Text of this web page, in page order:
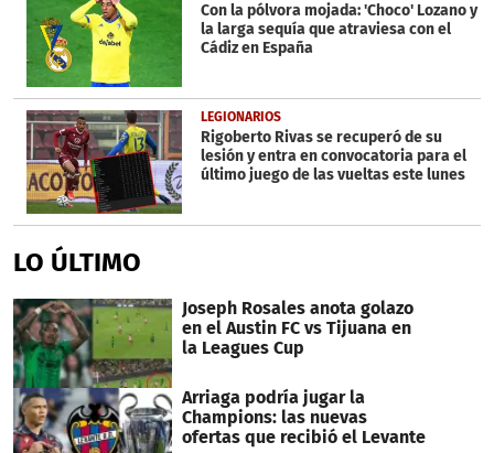
Con la pólvora mojada: 'Choco' Lozano y
la larga sequía que atraviesa con el
Cádiz en España
LEGIONARIOS
Rigoberto Rivas se recuperó de su
lesión y entra en convocatoria para el
último juego de las vueltas este lunes
LO ÚLTIMO
Joseph Rosales anota golazo
en el Austin FC vs Tijuana en
la Leagues Cup
Arriaga podría jugar la
Champions: las nuevas
ofertas que recibió el Levante